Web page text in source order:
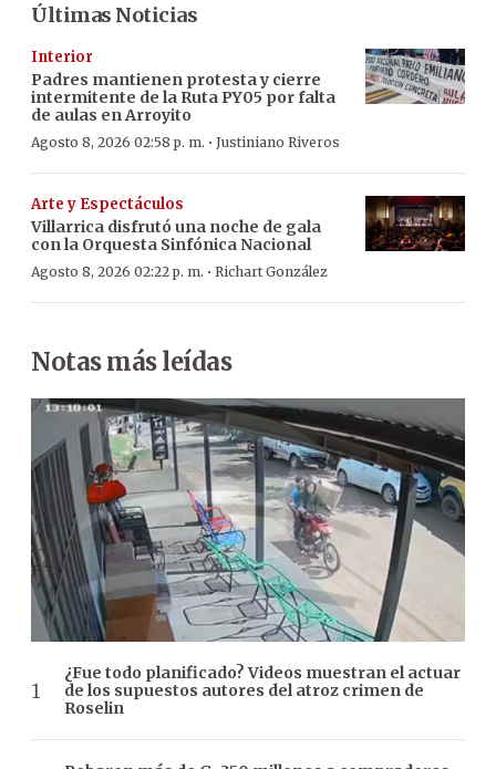
Últimas Noticias
Interior
Padres mantienen protesta y cierre
intermitente de la Ruta PY05 por falta
de aulas en Arroyito
Agosto 8, 2026 02:58 p. m. · Justiniano Riveros
Arte y Espectáculos
Villarrica disfrutó una noche de gala
con la Orquesta Sinfónica Nacional
Agosto 8, 2026 02:22 p. m. · Richart González
Notas más leídas
¿Fue todo planificado? Videos muestran el actuar
de los supuestos autores del atroz crimen de
Roselin